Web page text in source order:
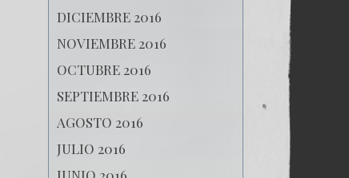
DICIEMBRE 2016
NOVIEMBRE 2016
OCTUBRE 2016
SEPTIEMBRE 2016
AGOSTO 2016
JULIO 2016